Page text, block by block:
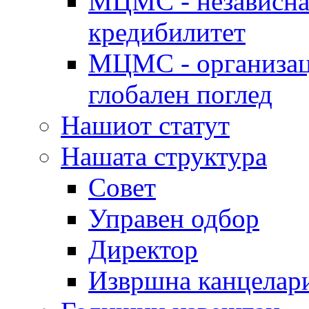
кредибилитет
МЦМС -
глобален поглед
Нашиот статут
Нашата структура
Совет
Управен одбор
Директор
Извршна